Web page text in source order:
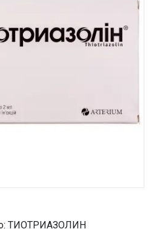
ТИОТРИАЗОЛИН